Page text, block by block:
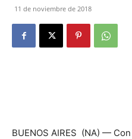
11 de noviembre de 2018
BUENOS AIRES (NA) —